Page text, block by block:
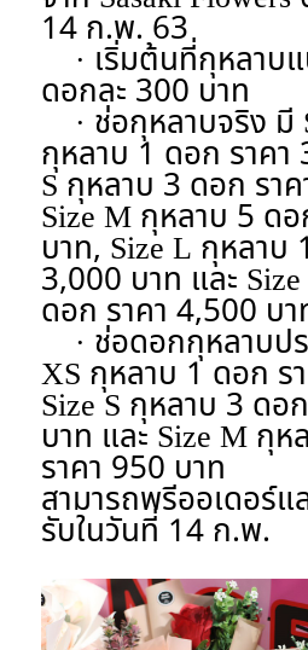
14 ก.พ. 63
· เริ่มต้นที่กุหลาบ
ดอกละ 300 บาท
· ช่อกุหลาบจริง มี
กุหลาบ 1 ดอก ราคา
S กุหลาบ 3 ดอก รา
Size M กุหลาบ 5 ด
บาท, Size L กุหลาบ
3,000 บาท และ
ดอก ราคา 4,500 บา
· ช่อดอกกุหลาบป
XS กุหลาบ 1 ดอก ร
Size S กุหลาบ 3 ดอ
บาท และ Size M กุ
ราคา 950 บาท
สามารถพรีออเดอร์แ
รับในวันที่ 14 ก.พ.